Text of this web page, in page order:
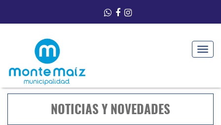
Toggle
NOTICIAS Y NOVEDADES